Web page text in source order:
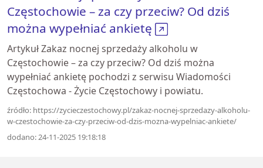
Częstochowie – za czy przeciw? Od dziś
można wypełniać ankietę
Artykuł Zakaz nocnej sprzedaży alkoholu w
Częstochowie – za czy przeciw? Od dziś można
wypełniać ankietę pochodzi z serwisu Wiadomości
Częstochowa - Życie Częstochowy i powiatu.
źródło: https://zycieczestochowy.pl/zakaz-nocnej-sprzedazy-alkoholu-
w-czestochowie-za-czy-przeciw-od-dzis-mozna-wypelniac-ankiete/
dodano: 24-11-2025 19:18:18